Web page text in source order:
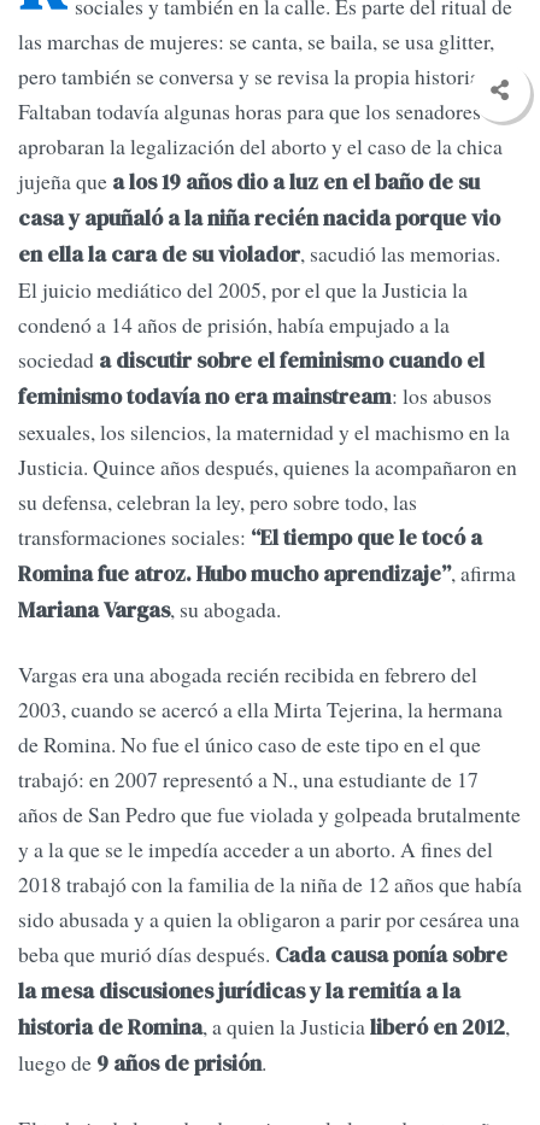
sociales y también en la calle. Es parte del ritual de
las marchas de mujeres: se canta, se baila, se usa glitter,
pero también se conversa y se revisa la propia historia.
Faltaban todavía algunas horas para que los senadores
aprobaran la legalización del aborto y el caso de la chica
jujeña que a los 19 años dio a luz en el baño de su
casa y apuñaló a la niña recién nacida porque vio
en ella la cara de su violador, sacudió las memorias.
El juicio mediático del 2005, por el que la Justicia la
condenó a 14 años de prisión, había empujado a la
sociedad a discutir sobre el feminismo cuando el
feminismo todavía no era mainstream: los abusos
sexuales, los silencios, la maternidad y el machismo en la
Justicia. Quince años después, quienes la acompañaron en
su defensa, celebran la ley, pero sobre todo, las
transformaciones sociales: “El tiempo que le tocó a
Romina fue atroz. Hubo mucho aprendizaje”, afirma
Mariana Vargas, su abogada.
Vargas era una abogada recién recibida en febrero del
2003, cuando se acercó a ella Mirta Tejerina, la hermana
de Romina. No fue el único caso de este tipo en el que
trabajó: en 2007 representó a N., una estudiante de 17
años de San Pedro que fue violada y golpeada brutalmente
y a la que se le impedía acceder a un aborto. A fines del
2018 trabajó con la familia de la niña de 12 años que había
sido abusada y a quien la obligaron a parir por cesárea una
beba que murió días después. Cada causa ponía sobre
la mesa discusiones jurídicas y la remitía a la
historia de Romina, a quien la Justicialiberó en 2012,
luego de 9 años de prisión.